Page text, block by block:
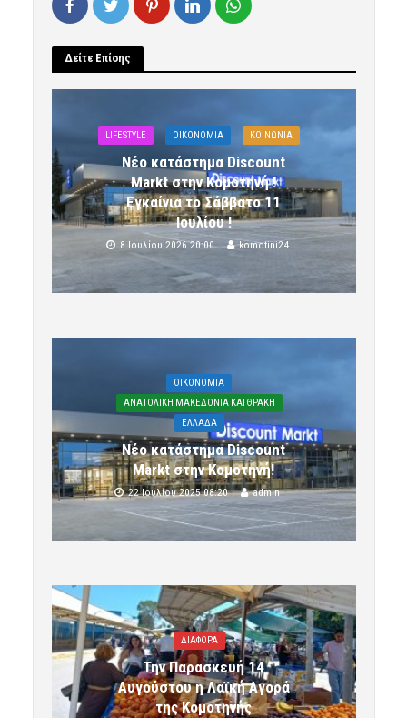
Δείτε Επίσης
LIFESTYLE OIKONOMIA ΚΟΙΝΩΝΙΑ
Νέο κατάστημα Discount
Markt στην Κομοτηνή !
Εγκαίνια το Σάββατο 11
Ιουλίου !
8 Ιουλίου 2026 20:00 komotini24
OIKONOMIA
ΑΝΑΤΟΛΙΚΗ ΜΑΚΕΔΟΝΙΑ ΚΑΙ ΘΡΑΚΗ
ΕΛΛΑΔΑ
Νέο κατάστημα Discount
Markt στην Κομοτηνή!
22 Ιουλίου 2025 08:20 admin
ΔΙΑΦΟΡΑ
Την Παρασκευή 14
Αυγούστου η Λαϊκή Αγορά
της Κομοτηνής